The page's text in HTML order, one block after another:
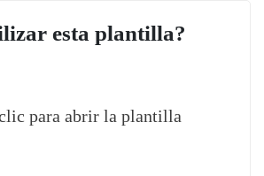
esta plantilla?
para abrir la plantilla